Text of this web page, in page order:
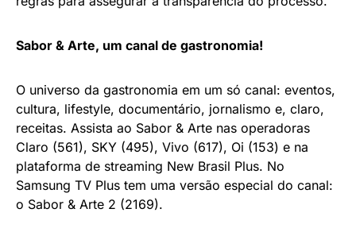
Sabor & Arte, um canal de gastronomia!
O universo da gastronomia em um só canal: eventos,
cultura, lifestyle, documentário, jornalismo e, claro,
receitas. Assista ao Sabor & Arte nas operadoras
Claro (561), SKY (495), Vivo (617), Oi (153) e na
plataforma de streaming New Brasil Plus. No
Samsung TV Plus tem uma versão especial do canal:
o Sabor & Arte 2 (2169).